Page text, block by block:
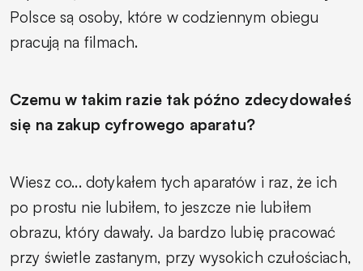
Polsce są osoby, które w codziennym obiegu
pracują na filmach.
Czemu w takim razie tak późno zdecydowałeś
się na zakup cyfrowego aparatu?
Wiesz co... dotykałem tych aparatów i raz, że ich
po prostu nie lubiłem, to jeszcze nie lubiłem
obrazu, który dawały. Ja bardzo lubię pracować
przy świetle zastanym, przy wysokich czułościach,